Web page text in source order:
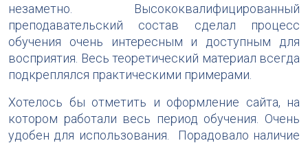
незаметно. Высококвалифицированный
преподавательский состав сделал процесс
обучения очень интересным и доступным для
восприятия. Весь теоретический материал всегда
подкреплялся практическими примерами.
Хотелось бы отметить и оформление сайта, на
котором работали весь период обучения. Очень
удобен для использования. Порадовало наличие